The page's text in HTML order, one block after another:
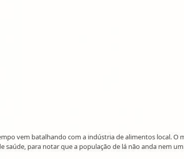
vem batalhando com a indústria de alimentos local. O
saúde, para notar que a população de lá não anda nem